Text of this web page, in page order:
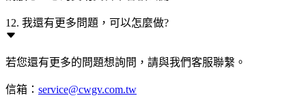
12. 我還有更多問題，可以怎麼做?
若您還有更多的問題想詢問，請與我們客服聯繫。
信箱： service@cwgv.com.tw